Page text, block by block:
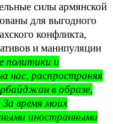
силы армянской
для выгодного
конфликта,
и манипуляции
политики и
нас, распространяя
в образе,
время моих
иностранными